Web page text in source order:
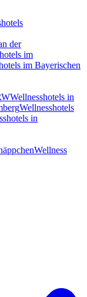
der
im
im Bayerischen
Wellnesshotels in
Wellnesshotels
in
Wellness